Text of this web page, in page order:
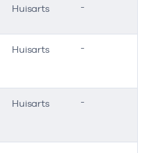
Huisarts -
Huisarts -
Huisarts -